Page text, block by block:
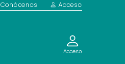
Conócenos Acceso
Acceso